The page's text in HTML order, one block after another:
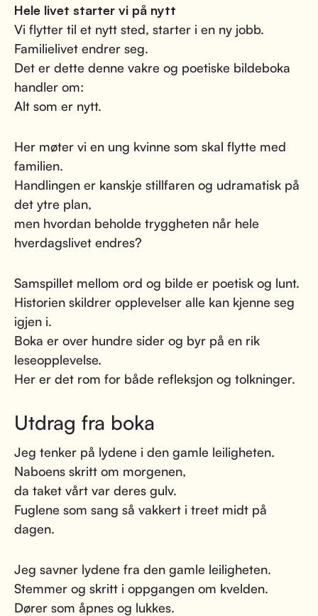
Hele livet starter vi på nytt
Vi flytter til et nytt sted, starter i en ny jobb.
Familielivet endrer seg.
Det er dette denne vakre og poetiske bildeboka
handler om:
Alt som er nytt.
Her møter vi en ung kvinne som skal flytte med
familien.
Handlingen er kanskje stillfaren og udramatisk på
det ytre plan,
men hvordan beholde tryggheten når hele
hverdagslivet endres?
Samspillet mellom ord og bilde er poetisk og lunt.
Historien skildrer opplevelser alle kan kjenne seg
igjen i.
Boka er over hundre sider og byr på en rik
leseopplevelse.
Her er det rom for både refleksjon og tolkninger.
Utdrag fra boka
Jeg tenker på lydene i den gamle leiligheten.
Naboens skritt om morgenen,
da taket vårt var deres gulv.
Fuglene som sang så vakkert i treet midt på
dagen.
Jeg savner lydene fra den gamle leiligheten.
Stemmer og skritt i oppgangen om kvelden.
Dører som åpnes og lukkes.